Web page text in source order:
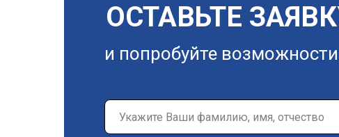
и попробуйте
ОСТАВЬТЕ